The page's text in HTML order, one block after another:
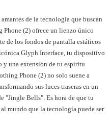
de la tecnología que buscan
(2) ofrece un lienzo único
de los fondos de pantalla estáticos
Glyph Interface, tu dispositivo
y una extensión de tu espíritu
Phone (2) no solo suene a
sus luces traseras en un
"Jingle Bells". Es hora de que tu
mundo que la tecnología puede ser